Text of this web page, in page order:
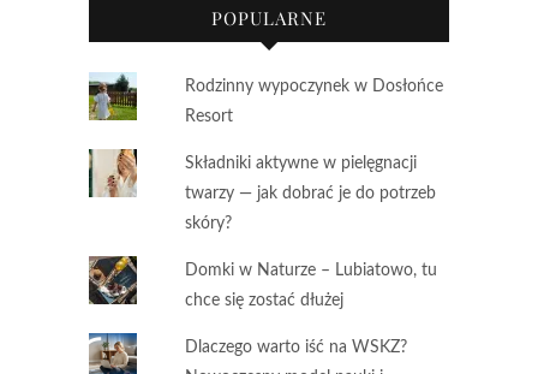
POPULARNE
Rodzinny wypoczynek w Dosłońce
Resort
Składniki aktywne w pielęgnacji
twarzy — jak dobrać je do potrzeb
skóry?
Domki w Naturze – Lubiatowo, tu
chce się zostać dłużej
Dlaczego warto iść na WSKZ?